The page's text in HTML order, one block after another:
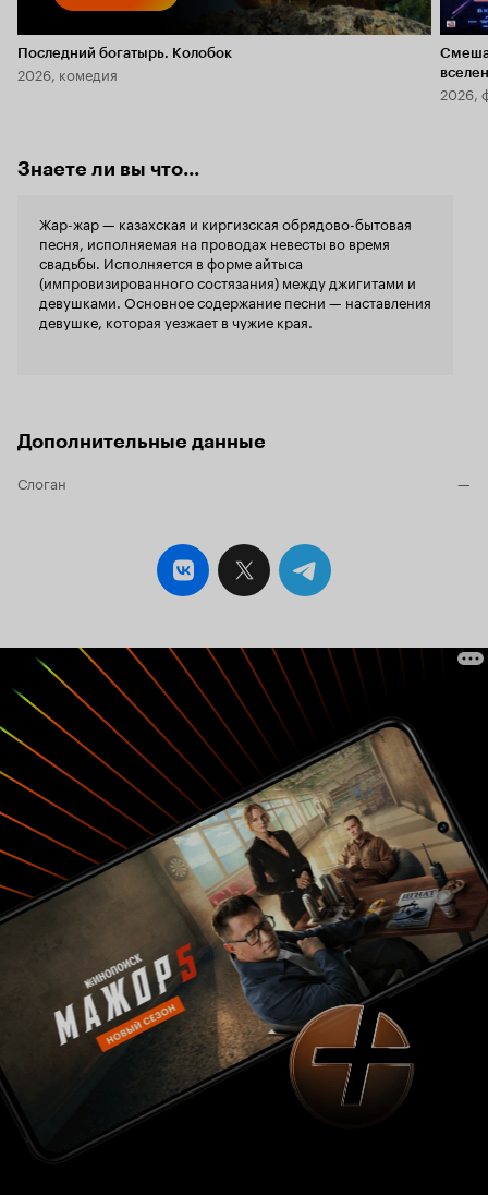
Последний богатырь. Колобок
2026, комедия
2026,
Знаете ли вы что...
Жар-жар — казахская и киргизская обрядово-бытовая
песня, исполняемая на проводах невесты во время
свадьбы. Исполняется в форме айтыса
(импровизированного состязания) между джигитами и
девушками. Основное содержание песни — наставления
девушке, которая уезжает в чужие края.
Дополнительные данные
Слоган —